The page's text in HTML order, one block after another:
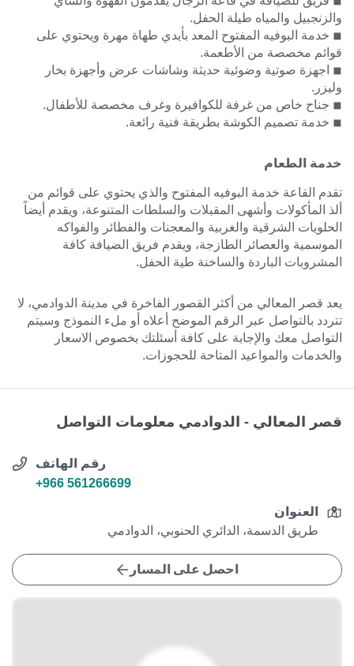
والزنجبيل والمياه طيلة الحفل.
◾ خدمة البوفيه المفتوح المعد بأيدي طهاة مهرة ويحتوي على
قوائم مخصصة من الأطعمة.
◾ اجهزة صوتية وضوئية حديثة وشاشات عرض وأجهزة بخار
وليزر.
◾ جناح خاص من غرفة للكوافيرة وغرف مخصصة للأطفال.
◾ خدمة تصميم الكوشة بطريقة فنية رائعة.
خدمة الطعام
تقدم القاعة خدمة البوفيه المفتوح والذي يحتوي على قوائم من
ألذ المأكولات وأشهى المقبلات والسلطات المتنوعة، ويقدم أيضاً
الحلويات الشرقية والغربية والمعجنات والفطائر والفواكه
الموسمية والعصائر الطازجة، ويقدم فريق الضيافة كافة
المشروبات الباردة والساخنة طية الحفل.
يعد قصر المعالي من أكثر القصور الفاخرة في مدينة الدوادمي، لا
تتردد بالتواصل عبر الرقم الموضح أعلاه أو ملء النموذج وسيتم
التواصل معك والإجابة على كافة أسئلتك بخصوص الاسعار
والخدمات والمواعيد المتاحة للحجوزات.
قصر المعالي - الدوادمي معلومات التواصل
رقم الهاتف
+966 561266699
العنوان
طريق الدسمة، الدائري الحنوبي، الدوادمي
احصل على المسار